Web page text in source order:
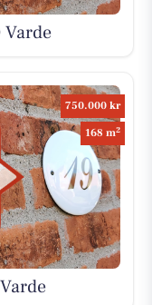
Varde
750.000 kr
168 m2